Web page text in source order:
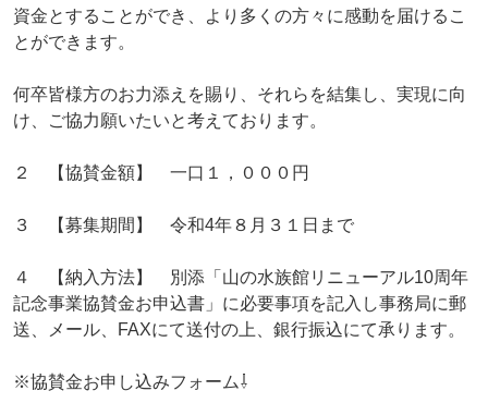
資金とすることができ、より多くの方々に感動を届けるこ
とができます。
何卒皆様方のお力添えを賜り、それらを結集し、実現に向
け、ご協力願いたいと考えております。
２ 【協賛金額】 一口１，０００円
３ 【募集期間】 令和4年８月３１日まで
４ 【納入方法】 別添「山の水族館リニューアル10周年
記念事業協賛金お申込書」に必要事項を記入し事務局に郵
送、メール、FAXにて送付の上、銀行振込にて承ります。
※協賛金お申し込みフォーム⇩